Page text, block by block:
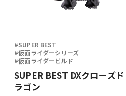
#SUPER BEST
#仮面ライダーシリーズ
#仮面ライダービルド
SUPER BEST DXクローズド
ラゴン